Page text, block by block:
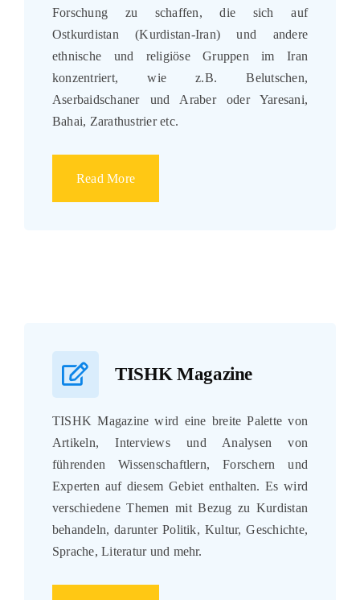
Forschung zu schaffen, die sich auf
Ostkurdistan (Kurdistan-Iran) und andere
ethnische und religiöse Gruppen im Iran
konzentriert, wie z.B. Belutschen,
Aserbaidschaner und Araber oder Yaresani,
Bahai, Zarathustrier etc.
Read More
TISHK Magazine
TISHK Magazine wird eine breite Palette von
Artikeln, Interviews und Analysen von
führenden Wissenschaftlern, Forschern und
Experten auf diesem Gebiet enthalten. Es wird
verschiedene Themen mit Bezug zu Kurdistan
behandeln, darunter Politik, Kultur, Geschichte,
Sprache, Literatur und mehr.